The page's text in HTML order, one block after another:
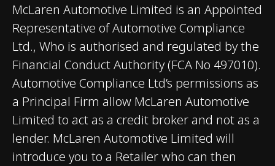
FREINS
Carbon Ceramic
(CCM-R) Brakes with
6-Piston Forged
Monobloc Aluminium
Calipers Front​ and 4-
Piston Forged
Aluminium Calipers
Rear.
McLaren Automotive Limited is an Appointed
Representative of Automotive Compliance
Ltd., Who is authorised and regulated by the
Financial Conduct Authority (FCA No 497010).
Automotive Compliance Ltd’s permissions as
a Principal Firm allow McLaren Automotive
Limited to act as a credit broker and not as a
lender. McLaren Automotive Limited will
introduce you to a Retailer who can then